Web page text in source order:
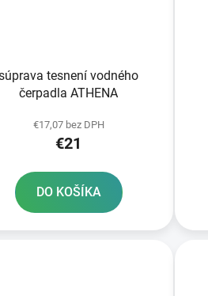
tesnení vodného
čerpadla ATHENA
€17,07 bez DPH
€21
DO KOŠÍKA